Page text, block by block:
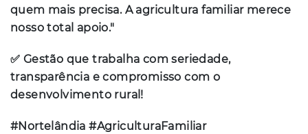
quem mais precisa. A agricultura familiar merece
nosso total apoio."
✅ Gestão que trabalha com seriedade,
transparência e compromisso com o
desenvolvimento rural!
#Nortelândia #AgriculturaFamiliar